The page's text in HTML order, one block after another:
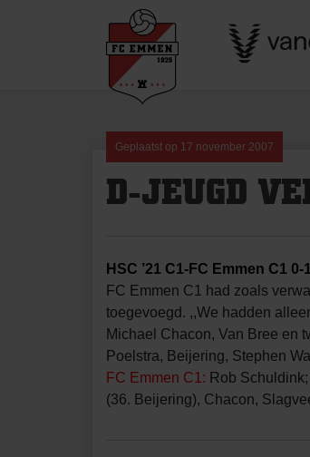
Geplaatst op 17 november 2007
D-JEUGD
HSC ’21 C1-FC Emmen C1 0-1
FC Emmen C1 had zoals
toegevoegd. ,,We hadden
Michael Chacon, Van Bree en
Poelstra, Beijering, Stephen
FC Emmen C1: Rob
(36. Beijering), Chacon,